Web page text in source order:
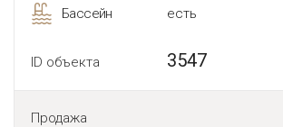
Бассейн
есть
ID объекта 3547
Продажа